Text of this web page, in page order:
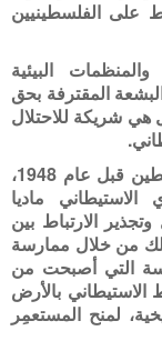
على الفلسطينيين
البيئية
المقترفة بحق
هي شريكة للاحتلال
وكما كان حال الاستيطان الصهيوني في فلسطين قبل عام 1948،
ماديا
الارتباط بين
من خلال ممارسة
التي أصبحت من
الاستيطاني بالأرض
لمنح المستعمِر